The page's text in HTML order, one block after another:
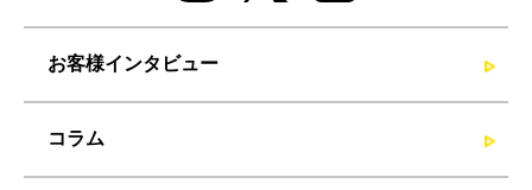
お客様インタビュー
コラム